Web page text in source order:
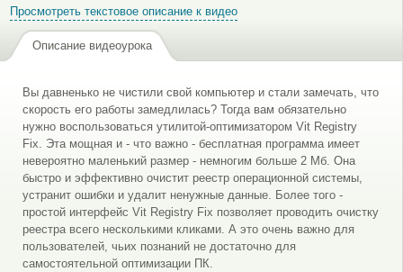
Просмотреть текстовое описание к видео
Описание видеоурока
Вы давненько не чистили свой компьютер и стали замечать, что
скорость его работы замедлилась? Тогда вам обязательно
нужно воспользоваться утилитой-оптимизатором Vit Registry
Fix. Эта мощная и - что важно - бесплатная программа имеет
невероятно маленький размер - немногим больше 2 Мб. Она
быстро и эффективно очистит реестр операционной системы,
устранит ошибки и удалит ненужные данные. Более того -
простой интерфейс Vit Registry Fix позволяет проводить очистку
реестра всего несколькими кликами. А это очень важно для
пользователей, чьих познаний не достаточно для
самостоятельной оптимизации ПК.